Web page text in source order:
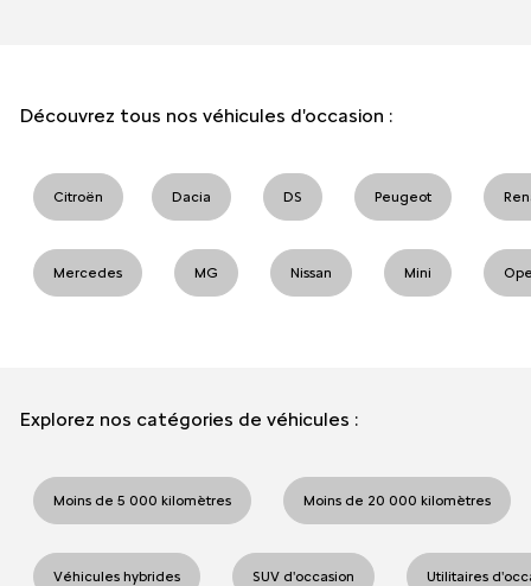
Découvrez tous nos véhicules d'occasion :
Citroën Dacia DS Peugeot
Mercedes MG Nissan Mini
Explorez nos catégories de véhicules :
Moins de 5 000 kilomètres Moins de 20 000 kilomètres
Véhicules hybrides SUV d'occasion Utilitaires